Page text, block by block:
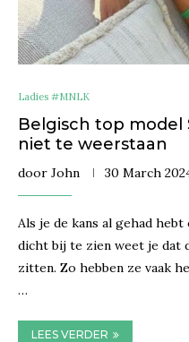
Ladies #MNLK
Belgisch top model
niet te weerstaan
door John 30 March
Als je de kans al gehad
dicht bij te zien weet je dat
zitten. Zo hebben ze vaak
…
LEES VERDER